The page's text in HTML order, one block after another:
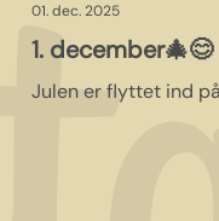
01. dec. 2025
1. december🎄😊
Julen er flyttet ind